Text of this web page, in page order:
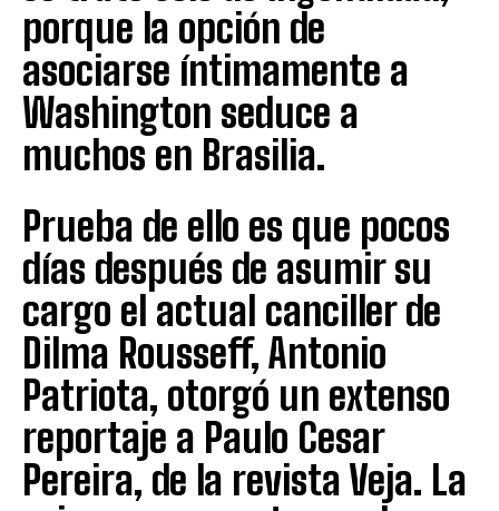
porque la opción de
asociarse íntimamente a
Washington seduce a
muchos en Brasilia.
Prueba de ello es que pocos
días después de asumir su
cargo el actual canciller de
Dilma Rousseff, Antonio
Patriota, otorgó un extenso
reportaje a Paulo Cesar
Pereira, de la revista Veja. La